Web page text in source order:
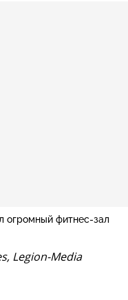
огромный фитнес-зал
Legion-Media